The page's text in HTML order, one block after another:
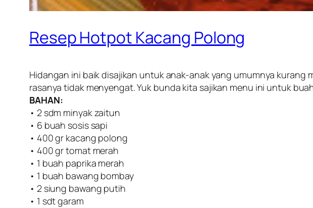
Resep Hotpot Kacang Polong
Hidangan ini baik disajikan untuk anak-anak yang umumnya
rasanya tidak menyengat. Yuk bunda kita sajikan menu ini untuk
BAHAN:
• 2 sdm minyak zaitun
• 6 buah sosis sapi
• 400 gr kacang polong
• 400 gr tomat merah
• 1 buah paprika merah
• 1 buah bawang bombay
• 2 siung bawang putih
• 1 sdt garam